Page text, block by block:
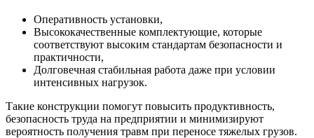
Оперативность установки,
Высококачественные комплектующие, которые
соответствуют высоким стандартам безопасности и
практичности,
Долговечная стабильная работа даже при условии
интенсивных нагрузок.
Такие конструкции помогут повысить продуктивность,
безопасность труда на предприятии и минимизируют
вероятность получения травм при переносе тяжелых грузов.